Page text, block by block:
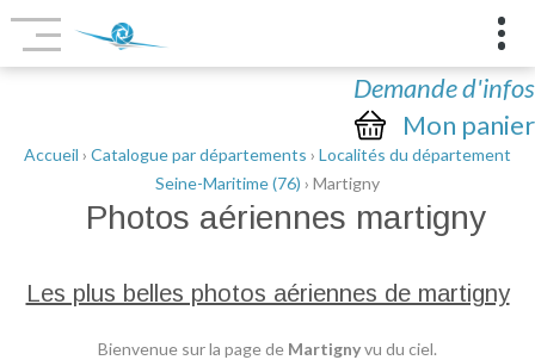
Demande d'infos
Mon panier
Accueil › Catalogue par départements › Localités du département
Seine-Maritime (76) › Martigny
Photos aériennes martigny
Les plus belles photos aériennes de martigny
Bienvenue sur la page de Martignyvu du ciel.